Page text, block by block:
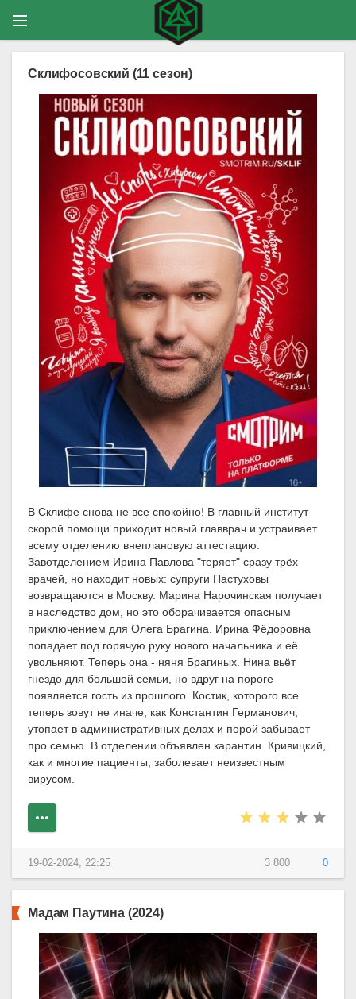
Склифосовский (11 сезон)
В Склифе снова не все спокойно! В главный институт
скорой помощи приходит новый главврач и устраивает
всему отделению внеплановую аттестацию.
Завотделением Ирина Павлова "теряет" сразу трёх
врачей, но находит новых: супруги Пастуховы
возвращаются в Москву. Марина Нарочинская получает
в наследство дом, но это оборачивается опасным
приключением для Олега Брагина. Ирина Фёдоровна
попадает под горячую руку нового начальника и её
увольняют. Теперь она - няня Брагиных. Нина вьёт
гнездо для большой семьи, но вдруг на пороге
появляется гость из прошлого. Костик, которого все
теперь зовут не иначе, как Константин Германович,
утопает в административных делах и порой забывает
про семью. В отделении объявлен карантин. Кривицкий,
как и многие пациенты, заболевает неизвестным
вирусом.
3 800 0
19-02-2024, 22:25
Мадам Паутина (2024)